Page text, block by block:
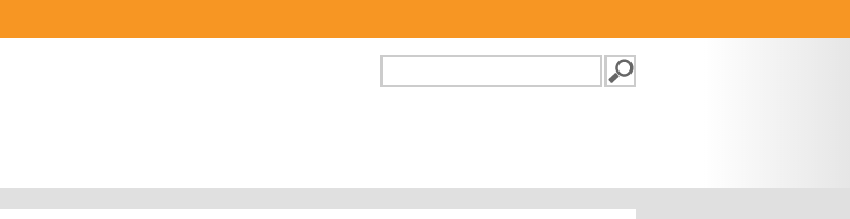
FORMULAIRE DE